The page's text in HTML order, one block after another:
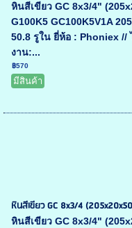
หินสีเขียว GC 8x3/4"
G100K5 GC100K5V1A
50.8 รูใน ยี่ห้อ : Phoniex //
งาน:...
฿570
มีสินค้า
หินสีเขียว GC 8x3/4
หินสีเขียว GC 8x3/4"